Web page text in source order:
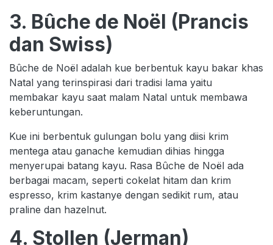
3. Bûche de Noël (Prancis
dan Swiss)
Bûche de Noël adalah kue berbentuk kayu bakar khas
Natal yang terinspirasi dari tradisi lama yaitu
membakar kayu saat malam Natal untuk membawa
keberuntungan.
Kue ini berbentuk gulungan bolu yang diisi krim
mentega atau ganache kemudian dihias hingga
menyerupai batang kayu. Rasa Bûche de Noël ada
berbagai macam, seperti cokelat hitam dan krim
espresso, krim kastanye dengan sedikit rum, atau
praline dan hazelnut.
4. Stollen (Jerman)